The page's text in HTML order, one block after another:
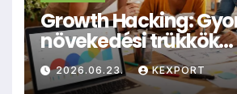
Growth Hacking:
növekedési trükkök
kisvállalkozásoknak
2026.06.23. KEXPORT